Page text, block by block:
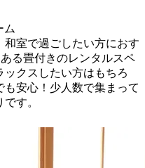
ム
室で過ごしたい方におす
る畳付きのレンタルスペ
クスしたい方はもちろ
安心！少人数で集まって
す。